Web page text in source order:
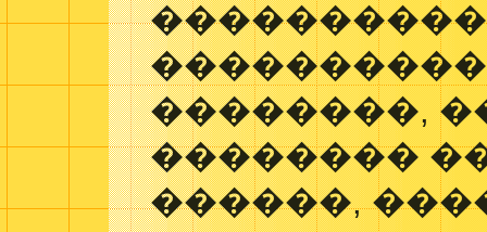
��������,
��������
������,